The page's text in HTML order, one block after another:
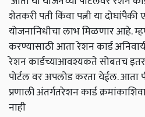
शेतकरी पती किंवा पत्नी या
योजनानिधीचा लाभ मिळणार आहे.
करण्यासाठी आता रेशन कार्ड
रेशन कार्डच्याआवश्यकते सोबतच इतर
पोर्टल वर अपलोड करता येईल. आता
प्रणाली अंतर्गतरेशन कार्ड
नाही